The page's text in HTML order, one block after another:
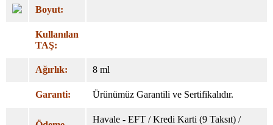
Boyut:
Kullanılan
TAŞ:
Ağırlık: 8 ml
Garanti: Ürünümüz Garantili ve Sertifikalıdır.
Havale - EFT / Kredi Karti (9 Taksıt) /